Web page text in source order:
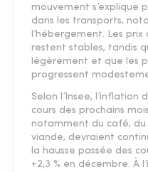
mouvement s’explique
dans les transports,
l’hébergement. Les
restent stables, tandis
légèrement et que les
progressent
Selon l’Insee,
cours des prochains
notamment du café,
viande, devraient
la hausse passée des
+2,3 % en décembre. À